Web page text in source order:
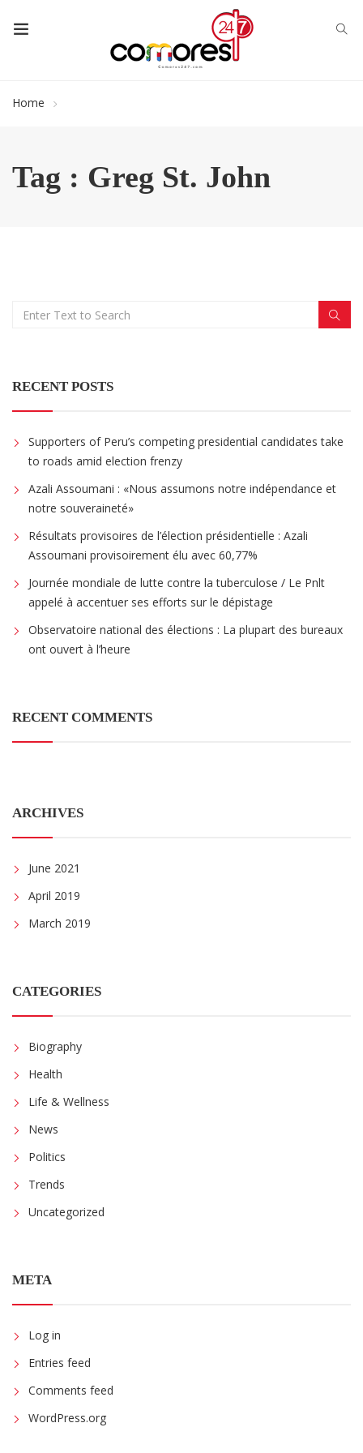
Home
Tag : Greg St. John
RECENT POSTS
Supporters of Peru’s competing presidential candidates take
to roads amid election frenzy
Azali Assoumani : «Nous assumons notre indépendance et
notre souveraineté»
Résultats provisoires de l’élection présidentielle : Azali
Assoumani provisoirement élu avec 60,77%
Journée mondiale de lutte contre la tuberculose / Le Pnlt
appelé à accentuer ses efforts sur le dépistage
Observatoire national des élections : La plupart des bureaux
ont ouvert à l’heure
RECENT COMMENTS
ARCHIVES
June 2021
April 2019
March 2019
CATEGORIES
Biography
Health
Life & Wellness
News
Politics
Trends
Uncategorized
META
Log in
Entries feed
Comments feed
WordPress.org